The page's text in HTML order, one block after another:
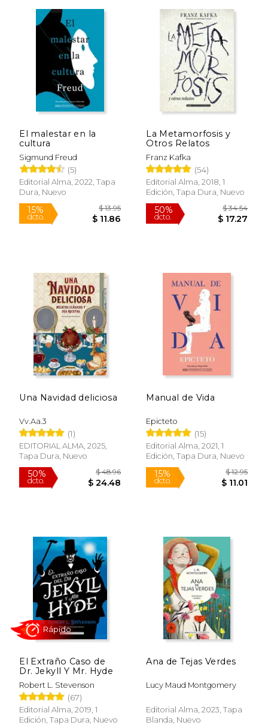
15% $ 18.95
Rápido
15%
El malestar en la
cultura
Sigmund Freud
(5)
Editorial Alma, 2022, Tapa
Dura, Nuevo
La Metamorfosis y
Otros Relatos
Franz Kafka
(54)
Editorial Alma, 2018, 1
Edición, Tapa Dura, Nuevo
Una Navidad deliciosa
Vv.Aa.3
(1)
EDITORIAL ALMA, 2025,
Tapa Dura, Nuevo
Manual de Vida
Epicteto
(15)
Editorial Alma, 2021, 1
Edición, Tapa Dura, Nuevo
El Extraño Caso de
Dr. Jekyll Y Mr. Hyde
Robert L. Stevenson
(67)
Editorial Alma, 2019, 1
Edición, Tapa Dura, Nuevo
Ana de Tejas Verdes
Lucy Maud Montgomery
Editorial Alma, 2023, Tapa
Blanda, Nuevo